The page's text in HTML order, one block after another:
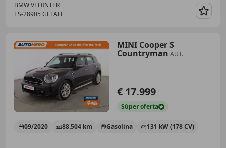
BMW VEHINTER
ES-28905 GETAFE
MINI Cooper S
Countryman AUT.
€ 17.999
Súperoferta
09/2020 88.504 km Gasolina 131 kW (178 CV)